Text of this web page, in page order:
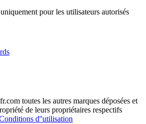
pour les utilisateurs autorisés
toutes les autres marques déposées et
de leurs propriétaires respectifs
d''utilisation